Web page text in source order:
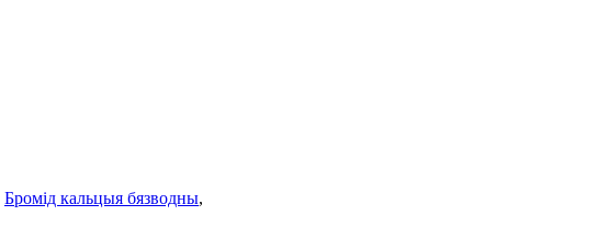
Бромід кальцыя бязводны,